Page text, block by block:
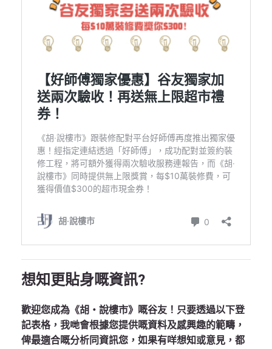
想知更貼身嘅資訊?
歡迎您成為《胡‧說樓市》嘅谷友！只要透過以下登
記表格，我哋會根據您提供嘅資料及感興趣的範疇，
俾最適合嘅分析同資訊您，如果有咩想知或意見，都